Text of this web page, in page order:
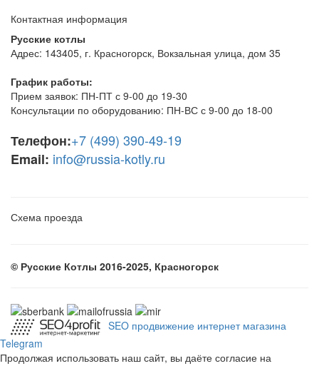
Контактная информация
Русские котлы
Адрес: 143405, г. Красногорск, Вокзальная улица, дом 35
График работы:
Прием заявок: ПН-ПТ с 9-00 до 19-30
Консультации по оборудованию: ПН-ВС с 9-00 до 18-00
Телефон:+7 (499) 390-49-19
Email: info@russia-kotly.ru
Схема проезда
© Русские Котлы 2016-2025, Красногорск
SEO продвижение интернет магазина
Telegram
Продолжая использовать наш сайт, вы даёте согласие на